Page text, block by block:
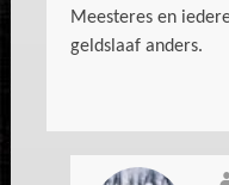
Meesteres en
geldslaaf anders.